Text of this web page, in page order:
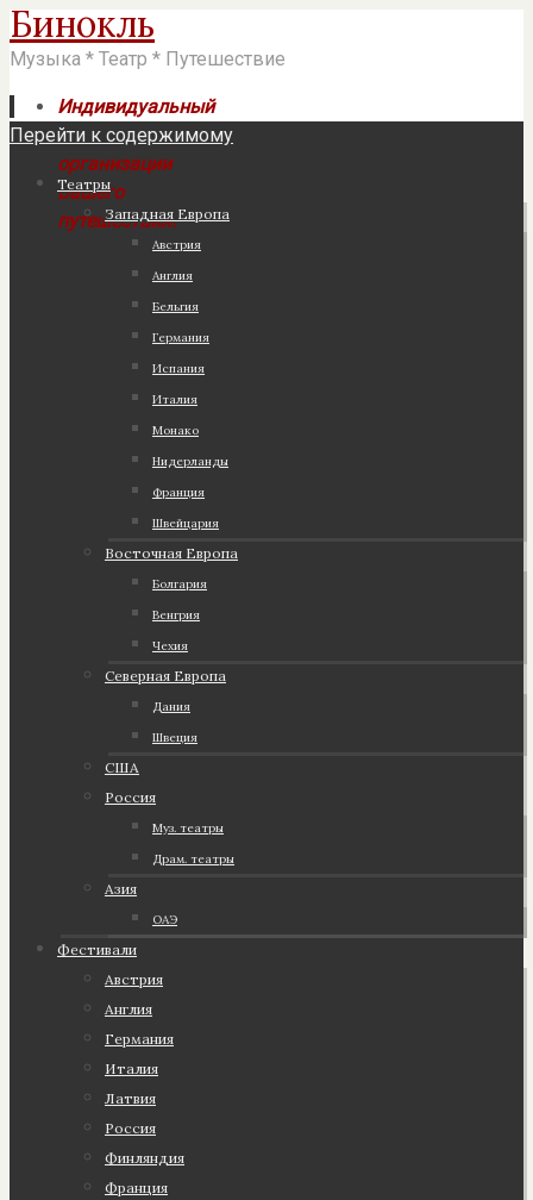
Бинокль
Музыка * Театр * Путешествие
Индивидуальный
подход к
организации
Вашего
путешествия!
Перейти к содержимому
Театры
Западная Европа
Австрия
Англия
Бельгия
Германия
Испания
Италия
Монако
Нидерланды
Франция
Швейцария
Восточная Европа
Болгария
Венгрия
Чехия
Северная Европа
Дания
Швеция
США
Россия
Муз. театры
Драм. театры
Азия
ОАЭ
Фестивали
Австрия
Англия
Германия
Италия
Латвия
Россия
Финляндия
Франция